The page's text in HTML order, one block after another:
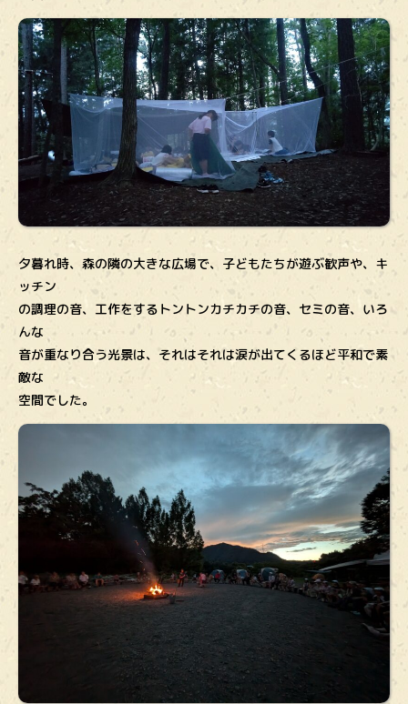
夕暮れ時、森の隣の大きな広場で、子どもたちが遊ぶ歓声や、キ
ッチン
の調理の音、工作をするトントンカチカチの音、セミの音、いろ
んな
音が重なり合う光景は、それはそれは涙が出てくるほど平和で素
敵な
空間でした。